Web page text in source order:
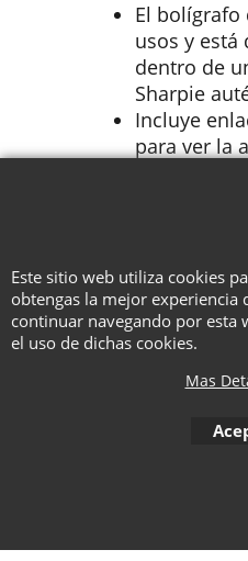
El bolígrafo
usos y
dentro de
Sharpie
Incluye
para ver la
To create online store
Este sitio web utiliza cookies
obtengas la mejor experiencia
continuar navegando por esta
el uso de dichas cookies.
Mas